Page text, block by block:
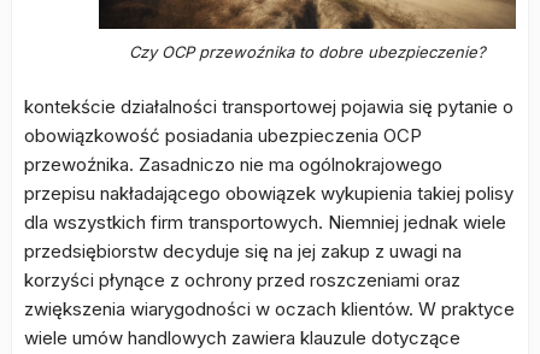
Czy OCP przewoźnika to dobre ubezpieczenie?
kontekście działalności transportowej pojawia się pytanie o
obowiązkowość posiadania ubezpieczenia OCP
przewoźnika. Zasadniczo nie ma ogólnokrajowego
przepisu nakładającego obowiązek wykupienia takiej polisy
dla wszystkich firm transportowych. Niemniej jednak wiele
przedsiębiorstw decyduje się na jej zakup z uwagi na
korzyści płynące z ochrony przed roszczeniami oraz
zwiększenia wiarygodności w oczach klientów. W praktyce
wiele umów handlowych zawiera klauzule dotyczące